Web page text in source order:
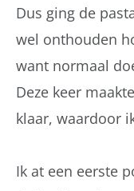
Dus ging de
wel onthouden
want normaal
Deze keer
klaar, waardoor
Ik at een eerste